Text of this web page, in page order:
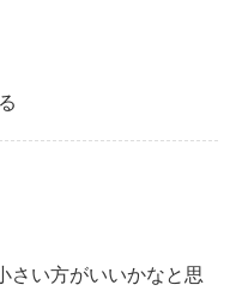
い方がいいかなと思